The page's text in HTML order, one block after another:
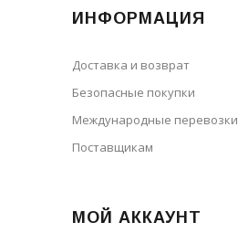
ИНФОРМАЦИЯ
Доставка и возврат
Безопасные покупки
Международные перевозки
Поставщикам
МОЙ АККАУНТ